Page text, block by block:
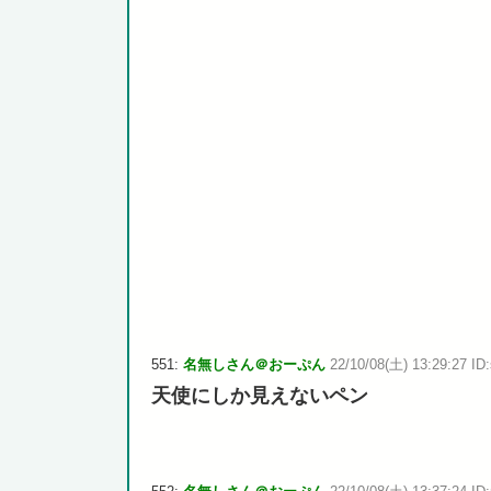
551: 名無しさん＠おーぷん 22/10/08(土) 13:29:27
天使にしか見えないペン